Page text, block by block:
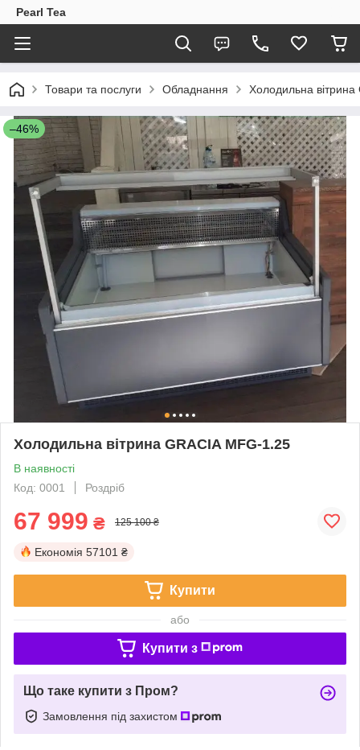
Pearl Tea
Товари та послуги Обладнання Холодильна
–46%
Холодильна вітрина GRACIA MFG-1.25
В наявності
Код: 0001
Роздріб
67 999 ₴ 125 100 ₴
Економія 57101 ₴
Купити
або
Купити з
Що таке купити з Пром?
Замовлення під захистом